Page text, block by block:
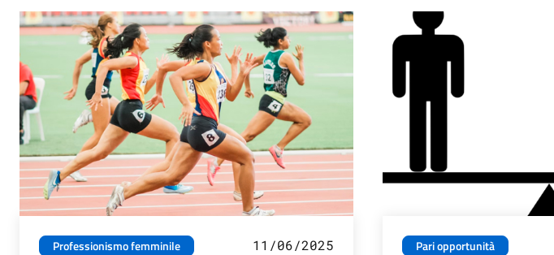
Professionismo femminile
11/06/2025
Pari opportunità